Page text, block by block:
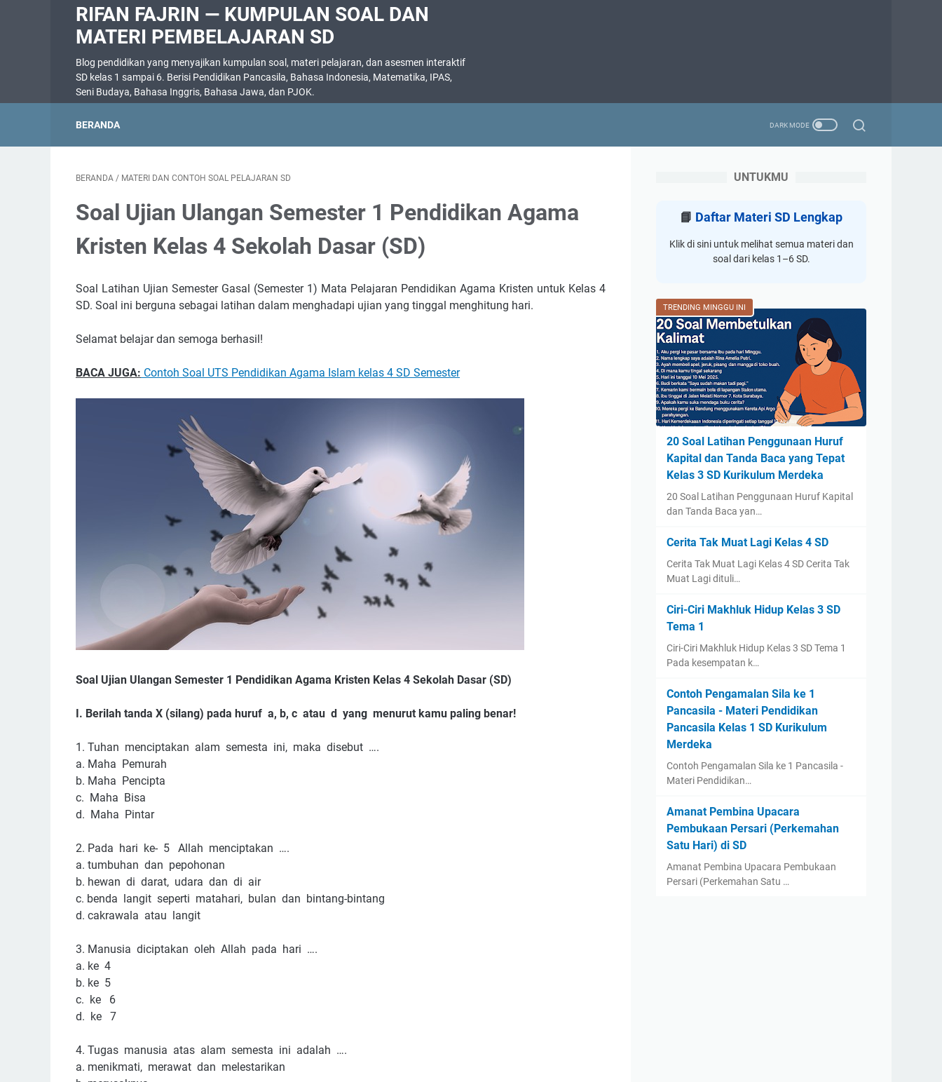
RIFAN FAJRIN — KUMPULAN SOAL DAN
MATERI PEMBELAJARAN SD
Blog pendidikan yang menyajikan kumpulan soal, materi pelajaran, dan asesmen interaktif
SD kelas 1 sampai 6. Berisi Pendidikan Pancasila, Bahasa Indonesia, Matematika, IPAS,
Seni Budaya, Bahasa Inggris, Bahasa Jawa, dan PJOK.
BERANDA
BERANDA / MATERI DAN CONTOH SOAL PELAJARAN SD
Soal Ujian Ulangan Semester 1 Pendidikan Agama
Kristen Kelas 4 Sekolah Dasar (SD)
Soal Latihan Ujian Semester Gasal (Semester 1) Mata Pelajaran Pendidikan Agama Kristen untuk Kelas 4
SD. Soal ini berguna sebagai latihan dalam menghadapi ujian yang tinggal menghitung hari.
Selamat belajar dan semoga berhasil!
BACA JUGA: Contoh Soal UTS Pendidikan Agama Islam kelas 4 SD Semester
Soal Ujian Ulangan Semester 1 Pendidikan Agama Kristen Kelas 4 Sekolah Dasar (SD)
I. Berilah tanda X (silang) pada huruf a, b, c atau d yang menurut kamu paling benar!
1. Tuhan menciptakan alam semesta ini, maka disebut ….
a. Maha Pemurah
b. Maha Pencipta
c. Maha Bisa
d. Maha Pintar
2. Pada hari ke- 5 Allah menciptakan ….
a. tumbuhan dan pepohonan
b. hewan di darat, udara dan di air
c. benda langit seperti matahari, bulan dan bintang-bintang
d. cakrawala atau langit
3. Manusia diciptakan oleh Allah pada hari ….
a. ke 4
b. ke 5
c. ke 6
d. ke 7
4. Tugas manusia atas alam semesta ini adalah ….
a. menikmati, merawat dan melestarikan
UNTUKMU
📘 Daftar Materi SD Lengkap
Klik di sini untuk melihat semua materi dan
soal dari kelas 1–6 SD.
TRENDING MINGGU INI
20 Soal Latihan Penggunaan Huruf
Kapital dan Tanda Baca yang Tepat
Kelas 3 SD Kurikulum Merdeka
20 Soal Latihan Penggunaan Huruf Kapital
dan Tanda Baca yan…
Cerita Tak Muat Lagi Kelas 4 SD
Cerita Tak Muat Lagi Kelas 4 SD Cerita Tak
Muat Lagi dituli…
Ciri-Ciri Makhluk Hidup Kelas 3 SD
Tema 1
Ciri-Ciri Makhluk Hidup Kelas 3 SD Tema 1
Pada kesempatan k…
Contoh Pengamalan Sila ke 1
Pancasila - Materi Pendidikan
Pancasila Kelas 1 SD Kurikulum
Merdeka
Contoh Pengamalan Sila ke 1 Pancasila -
Materi Pendidikan…
Amanat Pembina Upacara
Pembukaan Persari (Perkemahan
Satu Hari) di SD
Amanat Pembina Upacara Pembukaan
Persari (Perkemahan Satu …